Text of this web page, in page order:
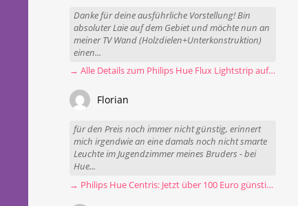
Danke für deine ausführliche Vorstellung! Bin
absoluter Laie auf dem Gebiet und möchte nun an
meiner TV Wand (Holzdielen+Unterkonstruktion)
einen...
→ Alle Details zum Philips Hue Flux Lightstrip auf einen Blick
Florian
für den Preis noch immer nicht günstig, erinnert
mich irgendwie an eine damals noch nicht smarte
Leuchte im Jugendzimmer meines Bruders - bei
Hue...
→ Philips Hue Centris: Jetzt über 100 Euro günstiger